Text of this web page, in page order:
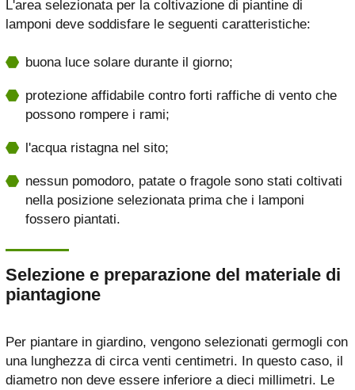
L'area selezionata per la coltivazione di piantine di
lamponi deve soddisfare le seguenti caratteristiche:
buona luce solare durante il giorno;
protezione affidabile contro forti raffiche di vento che
possono rompere i rami;
l'acqua ristagna nel sito;
nessun pomodoro, patate o fragole sono stati coltivati ​​
nella posizione selezionata prima che i lamponi
fossero piantati.
Selezione e preparazione del materiale di
piantagione
Per piantare in giardino, vengono selezionati germogli con
una lunghezza di circa venti centimetri. In questo caso, il
diametro non deve essere inferiore a dieci millimetri. Le